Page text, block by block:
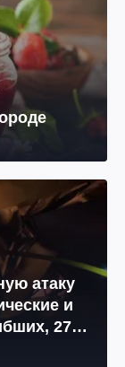
атаку
и
27